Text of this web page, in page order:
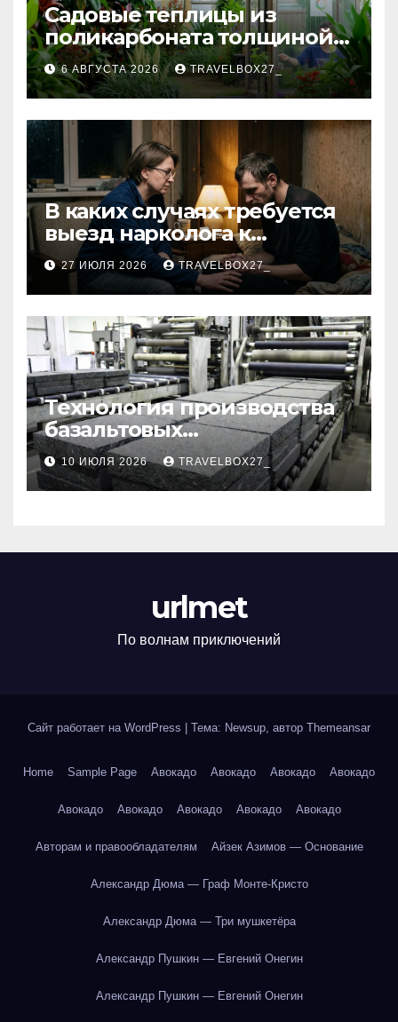
Садовые теплицы из
поликарбоната толщиной 4
и 6 мм
6 АВГУСТА 2026 TRAVELBOX27_
В каких случаях требуется
выезд нарколога к
пациенту
27 ИЮЛЯ 2026 TRAVELBOX27_
Технология производства
базальтовых
теплоизоляционных плит
по ГОСТ
10 ИЮЛЯ 2026 TRAVELBOX27_
urlmet
По волнам приключений
Сайт работает на WordPress Тема: Newsup, автор Themeansar
Home Sample Page Авокадо Авокадо Авокадо Авокадо
Авокадо Авокадо Авокадо Авокадо Авокадо
Авторам и правообладателям Айзек Азимов — Основание
Александр Дюма — Граф Монте-Кристо
Александр Дюма — Три мушкетёра
Александр Пушкин — Евгений Онегин
Александр Пушкин — Евгений Онегин